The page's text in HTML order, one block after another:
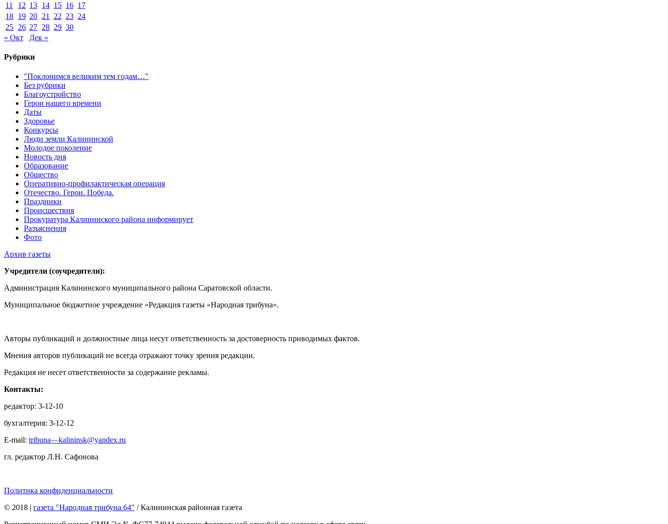
11
12 13 14 15 16 17
18 19 20 21 22 23 24
25 26 27 28 29 30
« Окт
Дек »
Рубрики
"Поклонимся великим тем годам…"
Без рубрики
Благоустройство
Герои нашего времени
Даты
Здоровье
Конкурсы
Люди земли Калининской
Молодое поколение
Новость дня
Образование
Общество
Оперативно-профилактическая операция
Отечество. Герои. Победа.
Праздники
Происшествия
Прокуратура Калининского района информирует
Разъяснения
Фото
Архив газеты
Учредители (соучредители):
Администрация Калининского муниципального района Саратовской области.
Муниципальное бюджетное учреждение «Редакция газеты «Народная трибуна».
Авторы публикаций и должностные лица несут ответственность за достоверность приводимых фактов.
Мнения авторов публикаций не всегда отражают точку зрения редакции.
Редакция не несет ответственности за содержание рекламы.
Контакты:
редактор: 3-12-10
бухгалтерия: 3-12-12
E-mail: tribuna—kalininsk@yandex.ru
гл. редактор Л.Н. Сафонова
Политика конфиденциальности
© 2018 | газета "Народная трибуна 64" / Калининская районная газета